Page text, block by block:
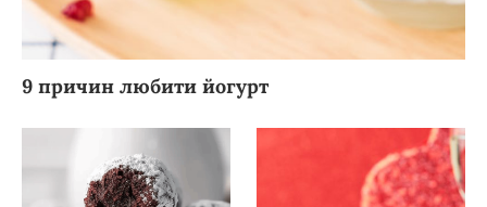
9 причин любити йогурт